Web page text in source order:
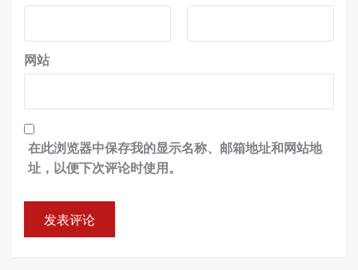
网站
在此浏览器中保存我的显示名称、邮箱地址和网站地
址，以便下次评论时使用。